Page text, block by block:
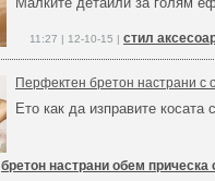
11:27 | 12-10-15 | стил
Перфектен бретон настрани с
Ето как да изправите косата
бретон настрани обем прическа